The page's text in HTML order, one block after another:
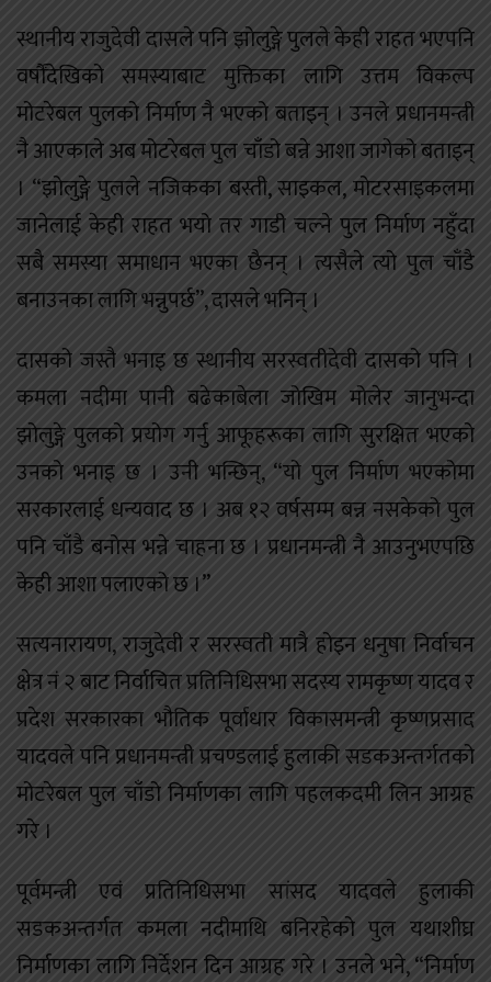
स्थानीय राजुदेवी दासले पनि झोलुङ्गे पुलले केही राहत भएपनि
वर्षौंदेखिको समस्याबाट मुक्तिका लागि उत्तम विकल्प
मोटरेबल पुलको निर्माण नै भएको बताइन् । उनले प्रधानमन्त्री
नै आएकाले अब मोटरेबल पुल चाँडो बन्ने आशा जागेको बताइन्
। “झोलुङ्गे पुलले नजिकका बस्ती, साइकल, मोटरसाइकलमा
जानेलाई केही राहत भयो तर गाडी चल्ने पुल निर्माण नहुँदा
सबै समस्या समाधान भएका छैनन् । त्यसैले त्यो पुल चाँडै
बनाउनका लागि भन्नुपर्छ”, दासले भनिन् ।
दासको जस्तै भनाइ छ स्थानीय सरस्वतीदेवी दासको पनि ।
कमला नदीमा पानी बढेकाबेला जोखिम मोलेर जानुभन्दा
झोलुङ्गे पुलको प्रयोग गर्नु आफूहरूका लागि सुरक्षित भएको
उनको भनाइ छ । उनी भन्छिन्, “यो पुल निर्माण भएकोमा
सरकारलाई धन्यवाद छ । अब १२ वर्षसम्म बन्न नसकेको पुल
पनि चाँडै बनोस भन्ने चाहना छ । प्रधानमन्त्री नै आउनुभएपछि
केही आशा पलाएको छ ।”
सत्यनारायण, राजुदेवी र सरस्वती मात्रै होइन धनुषा निर्वाचन
क्षेत्र नं २ बाट निर्वाचित प्रतिनिधिसभा सदस्य रामकृष्ण यादव र
प्रदेश सरकारका भौतिक पूर्वाधार विकासमन्त्री कृष्णप्रसाद
यादवले पनि प्रधानमन्त्री प्रचण्डलाई हुलाकी सडकअन्तर्गतको
मोटरेबल पुल चाँडो निर्माणका लागि पहलकदमी लिन आग्रह
गरे ।
पूर्वमन्त्री एवं प्रतिनिधिसभा सांसद यादवले हुलाकी
सडकअन्तर्गत कमला नदीमाथि बनिरहेको पुल यथाशीघ्र
निर्माणका लागि निर्देशन दिन आग्रह गरे । उनले भने, “निर्माण